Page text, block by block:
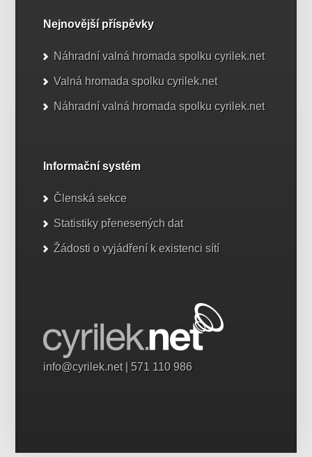
Nejnovější příspěvky
Náhradní valná hromada spolku cyrilek.net
Valná hromada spolku cyrilek.net
Náhradní valná hromada spolku cyrilek.net
Informační systém
Členská sekce
Statistiky přenesených dat
Žádosti o vyjádření k existenci sítí
info@cyrilek.net| 571 110 986